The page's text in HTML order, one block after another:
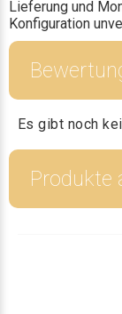
Lieferung und
Konfiguration
Es gibt noch
Produkte